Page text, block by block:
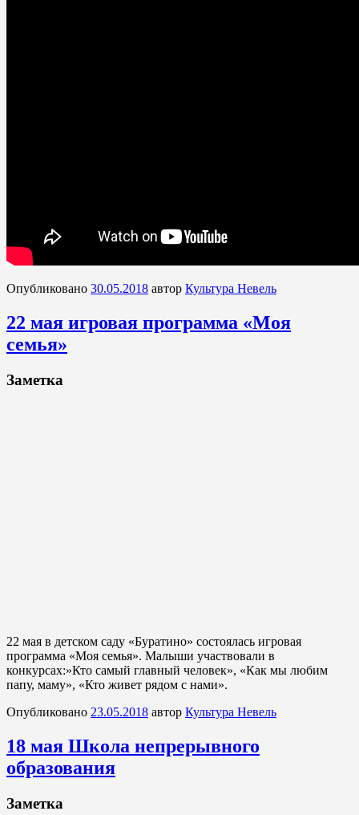
Опубликовано 30.05.2018 автор Культура Невель
22 мая игровая программа «Моя
семья»
Заметка
22 мая в детском саду «Буратино» состоялась игровая
программа «Моя семья». Малыши участвовали в
конкурсах:»Кто самый главный человек», «Как мы любим
папу, маму», «Кто живет рядом с нами».
Опубликовано 23.05.2018 автор Культура Невель
18 мая Школа непрерывного
образования
Заметка